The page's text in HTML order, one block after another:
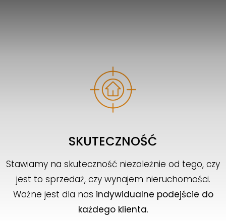
SKUTECZNOŚĆ
Stawiamy na skuteczność niezależnie od tego, czy
jest to sprzedaż, czy wynajem nieruchomości.
Ważne jest dla nas indywidualne podejście do
każdego klienta.